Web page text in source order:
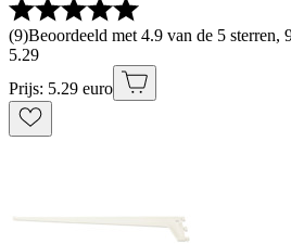
(9)Beoordeeld met 4.9 van de 5 sterren,
5.29
Prijs: 5.29 euro